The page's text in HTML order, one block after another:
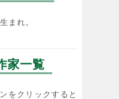
まれ。
家一覧
をクリックすると